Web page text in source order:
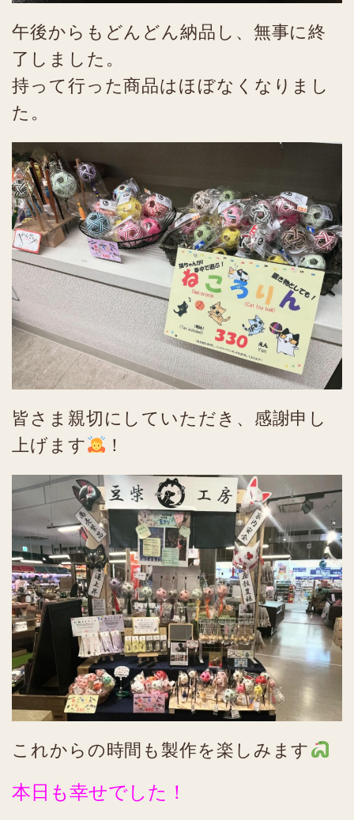
午後からもどんどん納品し、無事に終
了しました。
持って行った商品はほぼなくなりまし
た。
皆さま親切にしていただき、感謝申し
上げます
！
これからの時間も製作を楽しみます
本日も幸せでした！